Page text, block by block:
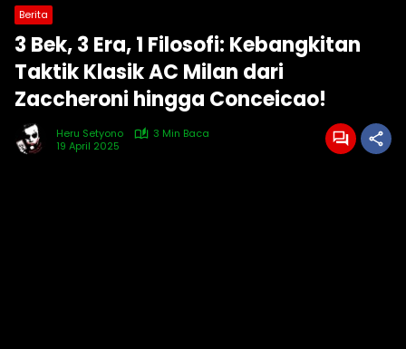
Berita
3 Bek, 3 Era, 1 Filosofi: Kebangkitan
Taktik Klasik AC Milan dari
Zaccheroni hingga Conceicao!
Heru Setyono
3 Min Baca
19 April 2025